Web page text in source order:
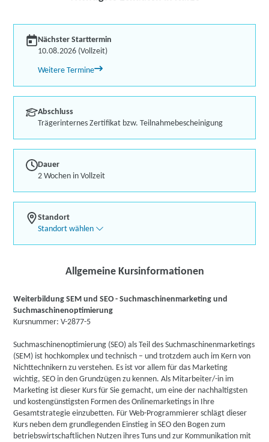
Nächster Starttermin
10.08.2026 (Vollzeit)
Weitere Termine
Abschluss
Trägerinternes Zertifikat bzw. Teilnahmebescheinigung
Dauer
2 Wochen in Vollzeit
Standort
Standort wählen
Allgemeine Kursinformationen
Weiterbildung SEM und SEO - Suchmaschinenmarketing und
Suchmaschinenoptimierung
Kursnummer: V-2877-5
Suchmaschinenoptimierung (SEO) als Teil des Suchmaschinenmarketings
(SEM) ist hochkomplex und technisch – und trotzdem auch im Kern von
Nichttechnikern zu verstehen. Es ist vor allem für das Marketing
wichtig, SEO in den Grundzügen zu kennen. Als Mitarbeiter/-in im
Marketing ist dieser Kurs für Sie gemacht, um eine der nachhaltigsten
und kostengünstigsten Formen des Onlinemarketings in Ihre
Gesamtstrategie einzubetten. Für Web-Programmierer schlägt dieser
Kurs neben dem grundlegenden Einstieg in SEO den Bogen zum
betriebswirtschaftlichen Nutzen ihres Tuns und zur Kommunikation mit